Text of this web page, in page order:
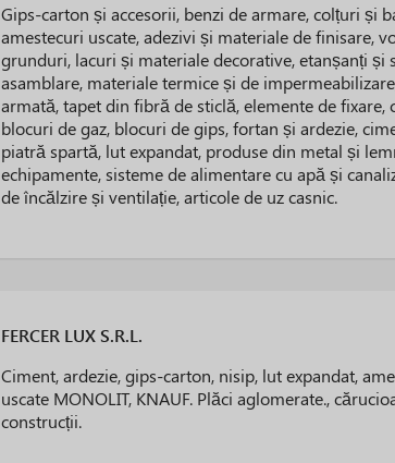
Gips-carton și accesorii, benzi de armare, colțuri și
amestecuri uscate, adezivi și materiale de finisare,
grunduri, lacuri și materiale decorative, etanșanți și
asamblare, materiale termice și de
armată, tapet din fibră de sticlă, elemente de fixare,
blocuri de gaz, blocuri de gips, fortan și ardezie,
piatră spartă, lut expandat, produse din metal și
echipamente, sisteme de alimentare cu apă și
de încălzire și ventilație, articole de uz casnic.
FERCER LUX S.R.L.
Ciment, ardezie, gips-carton, nisip, lut expandat,
uscate MONOLIT, KNAUF. Plăci aglomerate.,
construcții.